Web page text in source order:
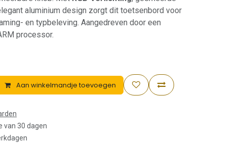
aluminium design zorgt dit toetsenbord voor
en typbeleving. Aangedreven door een
processor.
Aan winkelmandje toevoegen
van 30 dagen